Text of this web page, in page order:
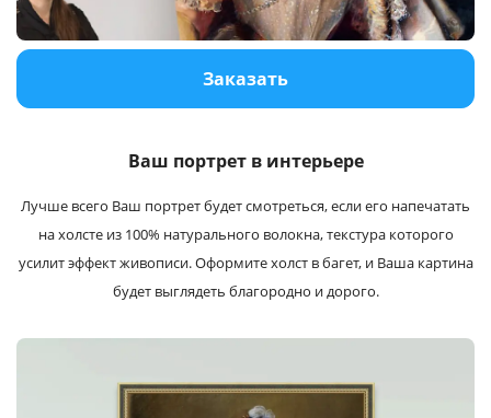
Полиграфия
Заказать
Ваш портрет в интерьере
Лучше всего Ваш портрет будет cмотреться, если его напечатать
на холсте из 100% натурального волокна, текстура которого
усилит эффект живописи. Оформите холст в багет, и Ваша картина
будет выглядеть благородно и дорого.